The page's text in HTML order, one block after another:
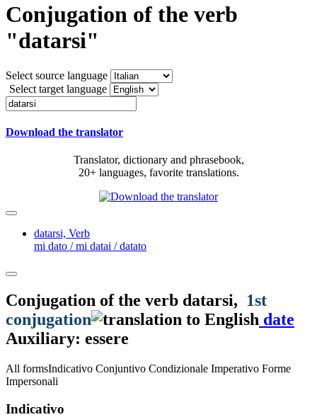
Conjugation of the verb
"datarsi"
Select source language
Select target language
Download the translator
Translator, dictionary and phrasebook,
20+ languages, favorite translations.
datarsi, Verb
mi dato / mi datai / datato
Conjugation of the verb datarsi, 1st
conjugation
date
Auxiliary: essere
All formsIndicativo Conjuntivo Condizionale Imperativo Forme
Impersonali
Indicativo